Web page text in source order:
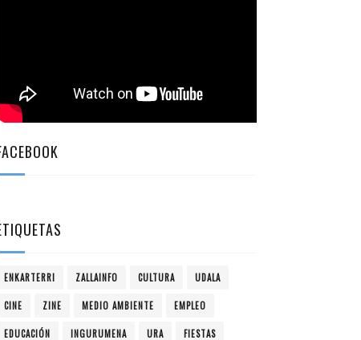
ENKARTERRI ZALLAINFO CULTURA UDALA
CINE ZINE MEDIO AMBIENTE EMPLEO
EDUCACIÓN INGURUMENA URA FIESTAS